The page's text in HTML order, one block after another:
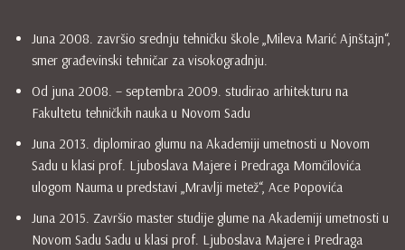
Juna 2008. završio srednju tehničku škole „Mileva Marić Ajnštajn“,
smer građevinski tehničar za visokogradnju.
Od juna 2008. – septembra 2009. studirao arhitekturu na
Fakultetu tehničkih nauka u Novom Sadu
Juna 2013. diplomirao glumu na Akademiji umetnosti u Novom
Sadu u klasi prof. Ljuboslava Majere i Predraga Momčilovića
ulogom Nauma u predstavi „Mravlji metež“, Ace Popovića
Juna 2015. Završio master studije glume na Akademiji umetnosti u
Novom Sadu Sadu u klasi prof. Ljuboslava Majere i Predraga